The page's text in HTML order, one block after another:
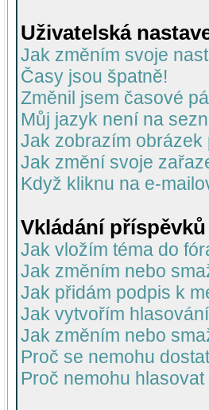
Uživatelská
Jak změním svoje
Časy jsou špatně!
Změnil jsem časové
Můj jazyk není na
Jak zobrazím obrázek
Jak změní svoje
Když kliknu na e-
Vkládání příspěvků
Jak vložím téma do
Jak změním nebo
Jak přidám podpis k
Jak vytvořím
Jak změním nebo
Proč se nemohu
Proč nemohu